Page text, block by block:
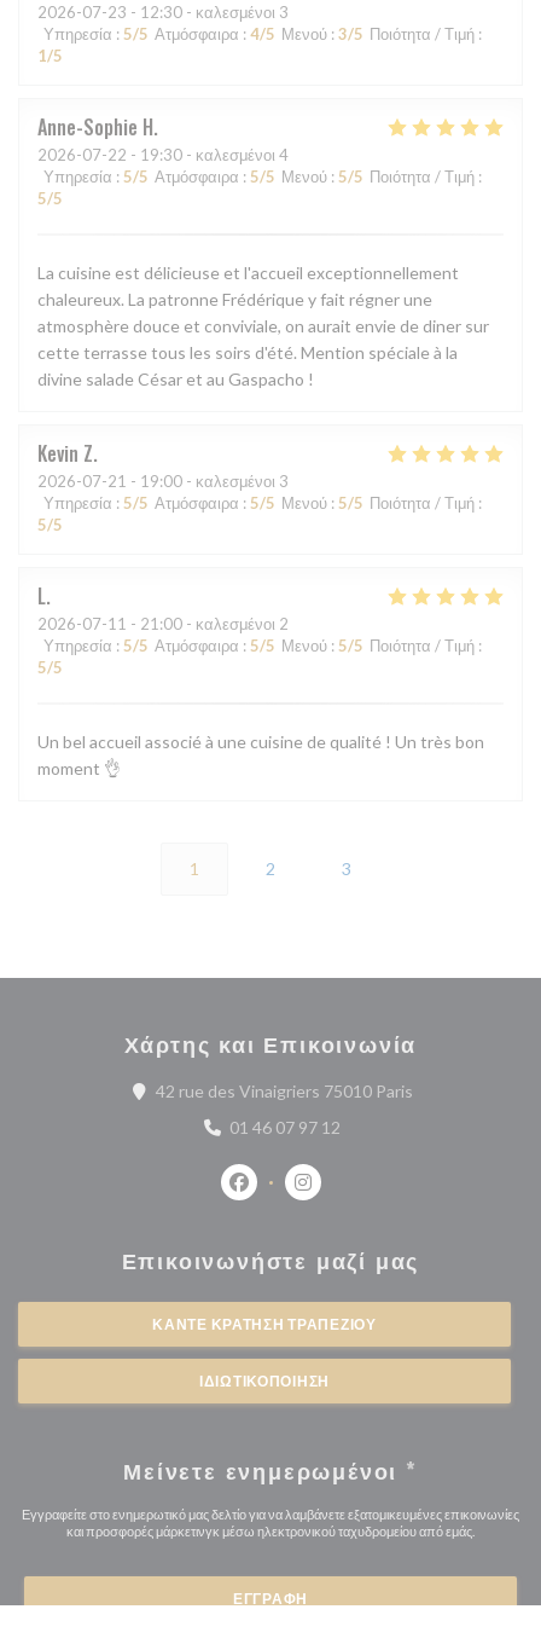
2026-07-23 - 12:30 - καλεσμένοι 3
Υπηρεσία : 5/5 Ατμόσφαιρα : 4/5 Μενού : 3/5 Ποιότητα / Τιμή :
1/5
Anne-Sophie H
2026-07-22 - 19:30 - καλεσμένοι 4
Υπηρεσία : 5/5 Ατμόσφαιρα : 5/5 Μενού : 5/5 Ποιότητα / Τιμή :
5/5
La cuisine est délicieuse et l'accueil exceptionnellement
chaleureux. La patronne Frédérique y fait régner une
atmosphère douce et conviviale, on aurait envie de diner sur
cette terrasse tous les soirs d'été. Mention spéciale à la
divine salade César et au Gaspacho !
Kevin Z
2026-07-21 - 19:00 - καλεσμένοι 3
Υπηρεσία : 5/5 Ατμόσφαιρα : 5/5 Μενού : 5/5 Ποιότητα / Τιμή :
5/5
L
2026-07-11 - 21:00 - καλεσμένοι 2
Υπηρεσία : 5/5 Ατμόσφαιρα : 5/5 Μενού : 5/5 Ποιότητα / Τιμή :
5/5
Un bel accueil associé à une cuisine de qualité ! Un très bon
moment 👌
1 2 3
Χάρτης και Επικοινωνία
42 rue des Vinaigriers 75010 Paris
01 46 07 97 12
Facebook ((ανοίγει σε νέο
Instagram ((ανοίγει σε νέο
Επικοινωνήστε μαζί μας
ΚΆΝΤΕ ΚΡΆΤΗΣΗ ΤΡΑΠΕΖΙΟΎ
ΙΔΙΩΤΙΚΟΠΟΊΗΣΗ
Μείνετε ενημερωμένοι *
Εγγραφείτε στο ενημερωτικό μας δελτίο για να λαμβάνετε εξατομικευμένες επικοινωνίες
και προσφορές μάρκετινγκ μέσω ηλεκτρονικού ταχυδρομείου από εμάς.
ΕΓΓΡΑΦΉ